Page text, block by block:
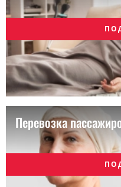
Перевозка